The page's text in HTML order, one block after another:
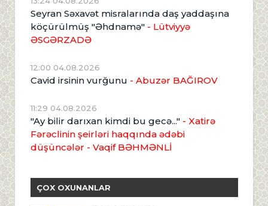
Seyran Səxavət misralarında daş yaddaşına
köçürülmüş "Əhdnamə" - Lütviyyə
ƏSGƏRZADƏ
12:00 04.08.2026
Cavid irsinin vurğunu - Abuzər BAĞIROV
11:29 04.08.2026
"Ay bilir darıxan kimdi bu gecə..." - Xatirə
Fərəclinin şeirləri haqqında ədəbi
düşüncələr - Vaqif BƏHMƏNLİ
ÇOX OXUNANLAR